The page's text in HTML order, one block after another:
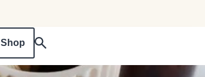
Shop